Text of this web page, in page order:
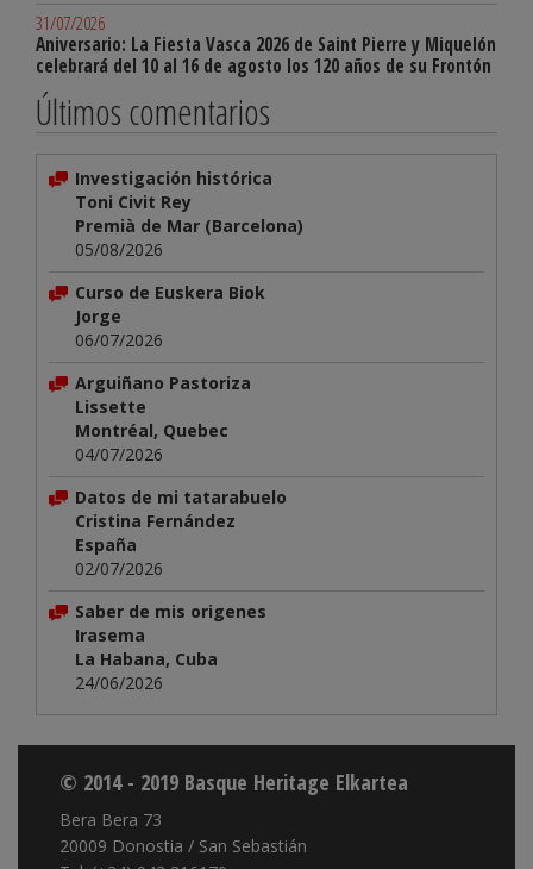
31/07/2026
Aniversario: La Fiesta Vasca 2026 de Saint Pierre y Miquelón
celebrará del 10 al 16 de agosto los 120 años de su Frontón
Últimos comentarios
Investigación histórica
Toni Civit Rey
Premià de Mar (Barcelona)
05/08/2026
Curso de Euskera Biok
Jorge
06/07/2026
Arguiñano Pastoriza
Lissette
Montréal, Quebec
04/07/2026
Datos de mi tatarabuelo
Cristina Fernández
España
02/07/2026
Saber de mis origenes
Irasema
La Habana, Cuba
24/06/2026
© 2014 - 2019 Basque Heritage Elkartea
Bera Bera 73
20009 Donostia / San Sebastián